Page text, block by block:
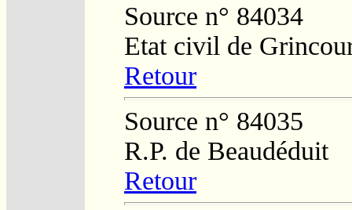
Source n° 84034
Etat civil de
Retour
Source n° 84035
R.P. de Beaudéduit
Retour